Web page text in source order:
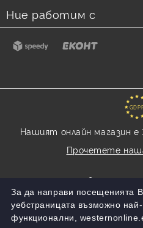
Ние работим с
Нашият онлайн магазин е
Прочетете
Онлайн
За да направи посещенията
уебстраницата възможно най-
функционални,